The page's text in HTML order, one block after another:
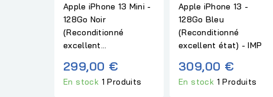
Apple iPhone 13 Mini -
128Go Noir
(Reconditionné
excellent...
299,00 €
En stock 1 Produits
Apple iPhone 13 -
128Go Bleu
(Reconditionné
excellent état) - IMP
309,00 €
En stock 1 Produits